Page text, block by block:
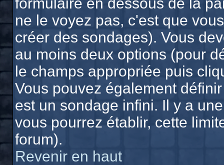
ne le voyez pas, c'est que
créer des sondages). Vous
au moins deux options (pour
le champs appropriée puis
Vous pouvez également
est un sondage infini. Il y a
vous pourrez établir, cette
forum).
Revenir en haut